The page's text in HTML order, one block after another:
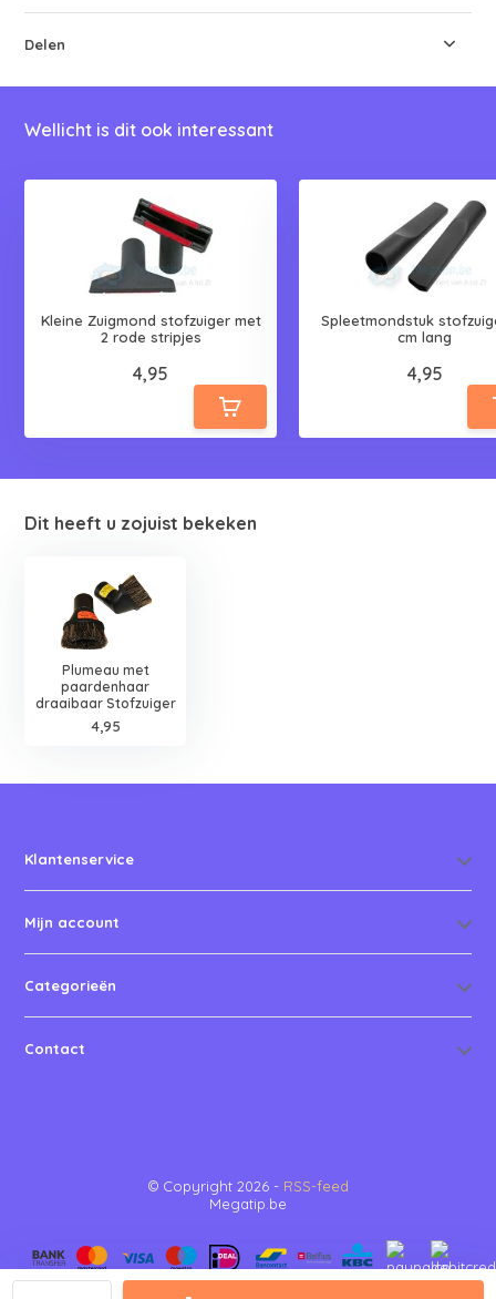
Delen
Wellicht is dit ook interessant
Kleine Zuigmond stofzuiger met
2 rode stripjes
4,95
Spleetmondstuk
cm lang
4,95
Dit heeft u zojuist bekeken
Plumeau met
paardenhaar
draaibaar Stofzuiger
4,95
Klantenservice
Mijn account
Categorieën
Contact
© Copyright 2026 - RSS-feed
Megatip.be